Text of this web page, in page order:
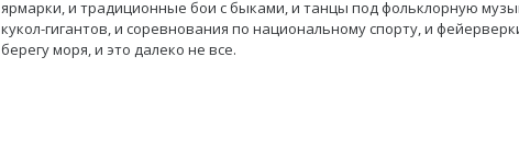
ярмарки, и традиционные бои с быками, и танцы под фольклорную
кукол-гигантов, и соревнования по национальному спорту, и
берегу моря, и это далеко не все.